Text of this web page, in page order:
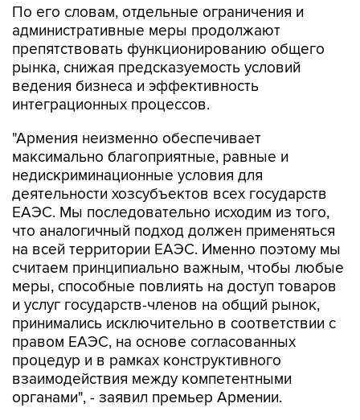
По его словам, отдельные ограничения и
административные меры продолжают
препятствовать функционированию общего
рынка, снижая предсказуемость условий
ведения бизнеса и эффективность
интеграционных процессов.
"Армения неизменно обеспечивает
максимально благоприятные, равные и
недискриминационные условия для
деятельности хозсубъектов всех государств
ЕАЭС. Мы последовательно исходим из того,
что аналогичный подход должен применяться
на всей территории ЕАЭС. Именно поэтому мы
считаем принципиально важным, чтобы любые
меры, способные повлиять на доступ товаров
и услуг государств-членов на общий рынок,
принимались исключительно в соответствии с
правом ЕАЭС, на основе согласованных
процедур и в рамках конструктивного
взаимодействия между компетентными
органами", - заявил премьер Армении.